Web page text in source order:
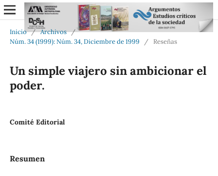
Inicio / Archivos /
Núm. 34 (1999): Núm. 34, Diciembre de 1999
/ Reseñas
Un simple viajero sin ambicionar el
poder.
Comité Editorial
Resumen